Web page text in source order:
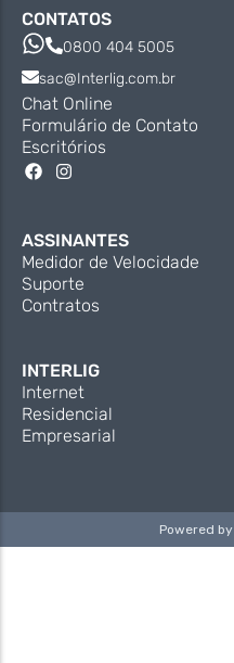
CONTATOS
0800 404 5005
sac@Interlig.com.br
Chat Online
Formulário de Contato
Escritórios
ASSINANTES
Medidor de Velocidade
Suporte
Contratos
INTERLIG
Internet
Residencial
Empresarial
Powered by